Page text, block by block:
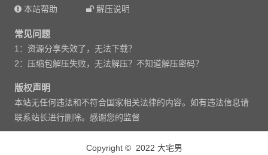
本站帮助
解压说明
常见问题
1：资源分享失效了，无法下载？
2：压缩包解压失败，无法解压？不知道解压密码？
版权声明
本站无任何违法和不符合国家相关法律的内容。如有违法信息请
联系站长进行删除。感谢您的监督
Copyright © 2022 大宅男